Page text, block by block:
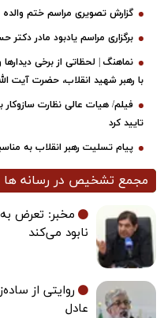
گزارش تصویری مراسم ختم والده دکتر
برگزاری مراسم یادبود مادر دکتر
نماهنگ | لحظاتی از برخی
با رهبر شهید انقلاب، حضرت آیت‌
فیلم/ هیات عالی نظارت سازوکار
تایید کرد
پیام تسلیت رهبر انقلاب به
مجمع تشخیص در رسانه ها
مخبر: تعرض
نابود می‌کند
روایتی از
عادل